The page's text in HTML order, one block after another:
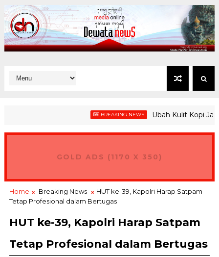
BREAKING NEWS Ubah Kulit Kopi Jadi
GOLD ADS (1170 X 350)
Home Breaking News
HUT ke-39, Kapolri Harap Satpam
Tetap Profesional dalam Bertugas
HUT ke-39, Kapolri Harap Satpam
Tetap Profesional dalam Bertugas